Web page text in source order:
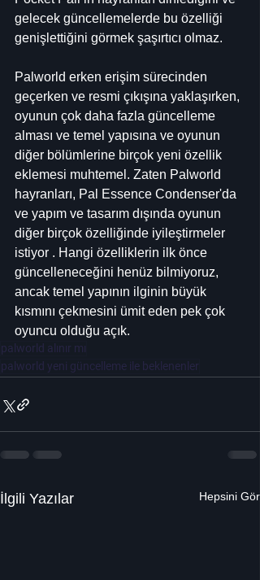
gelecek güncellemelerde bu özelliği
genişlettiğini görmek şaşırtıcı olmaz.
Palworld erken erişim sürecinden
geçerken ve resmi çıkışına yaklaşırken,
oyunun çok daha fazla güncelleme
alması ve temel yapısına ve oyunun
diğer bölümlerine birçok yeni özellik
eklemesi muhtemel. Zaten Palworld
hayranları, Pal Essence Condenser'da
ve yapım ve tasarım dışında oyunun
diğer birçok özelliğinde iyileştirmeler
istiyor . Hangi özelliklerin ilk önce
güncelleneceğini henüz bilmiyoruz,
ancak temel yapının ilginin büyük
kısmını çekmesini ümit eden pek çok
oyuncu olduğu açık.
palworld alınır mı
palworld yeni güncelleme ile beklenenler
İlgili Yazılar Hepsini Gör